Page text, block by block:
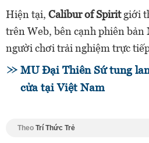
Hiện tại, Calibur of Spiritgiới
trên Web, bên cạnh phiên
người chơi trải nghiệm trực
MU Đại Thiên Sứ tung
cửa tại Việt Nam
Theo Trí Thức Trẻ